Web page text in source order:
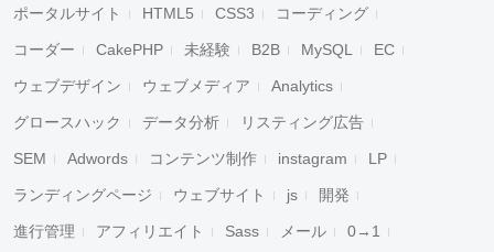
ポータルサイト HTML5 CSS3 コーディング
コーダー CakePHP 未経験 B2B MySQL EC
ウェブデザイン ウェブメディア Analytics
グロースハック データ分析 リスティング広告
SEM Adwords コンテンツ制作 instagram LP
ランディングページ ウェブサイト js 開発
進行管理 アフィリエイト Sass メール 0→1